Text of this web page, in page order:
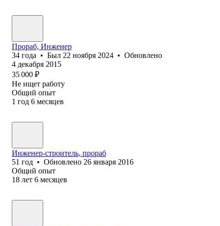
Прораб, Инженер
34 года • Был 22 ноября 2024 • Обновлено
4 декабря 2015
35 000 ₽
Не ищет работу
Общий опыт
1 год 6 месяцев
Инженер-строитель, прораб
51 год • Обновлено 26 января 2016
Общий опыт
18 лет 6 месяцев